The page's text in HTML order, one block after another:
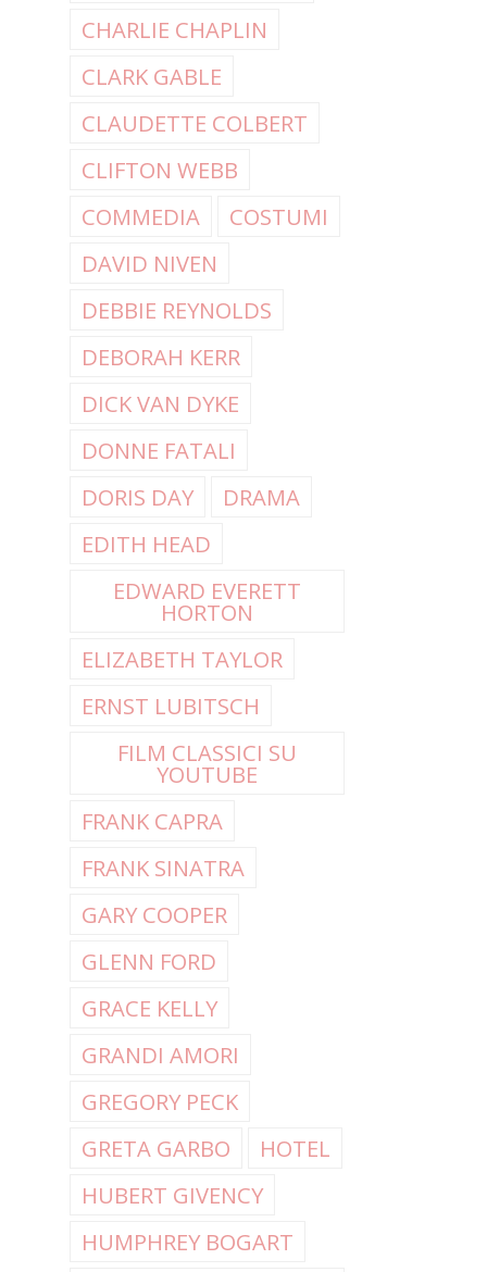
CHARLIE CHAPLIN
CLARK GABLE
CLAUDETTE COLBERT
CLIFTON WEBB
COMMEDIA
COSTUMI
DAVID NIVEN
DEBBIE REYNOLDS
DEBORAH KERR
DICK VAN DYKE
DONNE FATALI
DORIS DAY
DRAMA
EDITH HEAD
EDWARD EVERETT
HORTON
ELIZABETH TAYLOR
ERNST LUBITSCH
FILM CLASSICI SU
YOUTUBE
FRANK CAPRA
FRANK SINATRA
GARY COOPER
GLENN FORD
GRACE KELLY
GRANDI AMORI
GREGORY PECK
GRETA GARBO
HOTEL
HUBERT GIVENCY
HUMPHREY BOGART